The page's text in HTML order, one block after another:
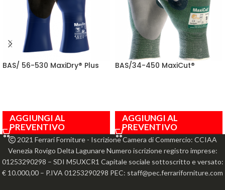
BAS/ 56-530 MaxiDry® Plus
AGGIUNGI AL
PREVENTIVO
BAS/34-450 MaxiCut®
AGGIUNGI AL
PREVENTIVO
2021 Ferrari Forniture - Iscrizione Camera di Commercio: CCIAA
Venezia Rovigo Delta Lagunare Numero iscrizione registro imprese:
01253290298 – SDI M5UXCR1 Capitale sociale sottoscritto e versato:
€ 10.000,00 – P.IVA 01253290298 PEC: staff@pec.ferrariforniture.com